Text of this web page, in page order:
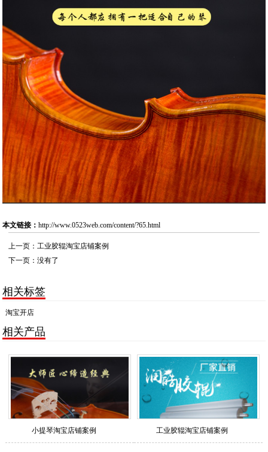
本文链接：http://www.0523web.com/content/?65.html
上一页：工业胶辊淘宝店铺案例
下一页：没有了
相关标签
淘宝开店
相关产品
小提琴淘宝店铺案例 工业胶辊淘宝店铺案例